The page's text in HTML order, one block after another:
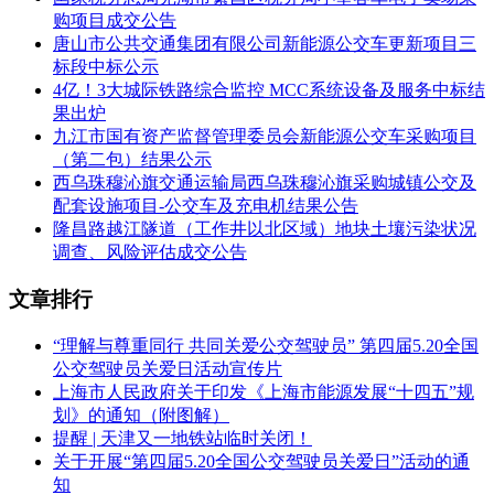
路造型纯电动公交车
品牌：A包：安凯牌；B包：中通
规格型号：A包：HFF6600G6EV23；B包：
LCK6829EVGA2
数量：A包：10台；B包：4辆
单价：A包：642000.00元；
余俊、杨根莲、刘影、戴昌树、陈晓
六、代理服务收费标准及金额：
1、收费标准：按照招标文件规定的标准收取;
2、金额：A包：70360.00元;B包：36956.00元
购项目成交公告
唐山市公共交通集团有限公司新能源公交车更新项目三
标段中标公示
4亿！3大城际铁路综合监控 MCC系统设备及服务中标结
果出炉
九江市国有资产监督管理委员会新能源公交车采购项目
（第二包）结果公示
西乌珠穆沁旗交通运输局西乌珠穆沁旗采购城镇公交及
配套设施项目-公交车及充电机结果公告
隆昌路越江隧道（工作井以北区域）地块土壤污染状况
调查、风险评估成交公告
文章排行
“理解与尊重同行 共同关爱公交驾驶员” 第四届5.20全国
公交驾驶员关爱日活动宣传片
上海市人民政府关于印发《上海市能源发展“十四五”规
划》的通知（附图解）
提醒 | 天津又一地铁站临时关闭！
关于开展“第四届5.20全国公交驾驶员关爱日”活动的通
知